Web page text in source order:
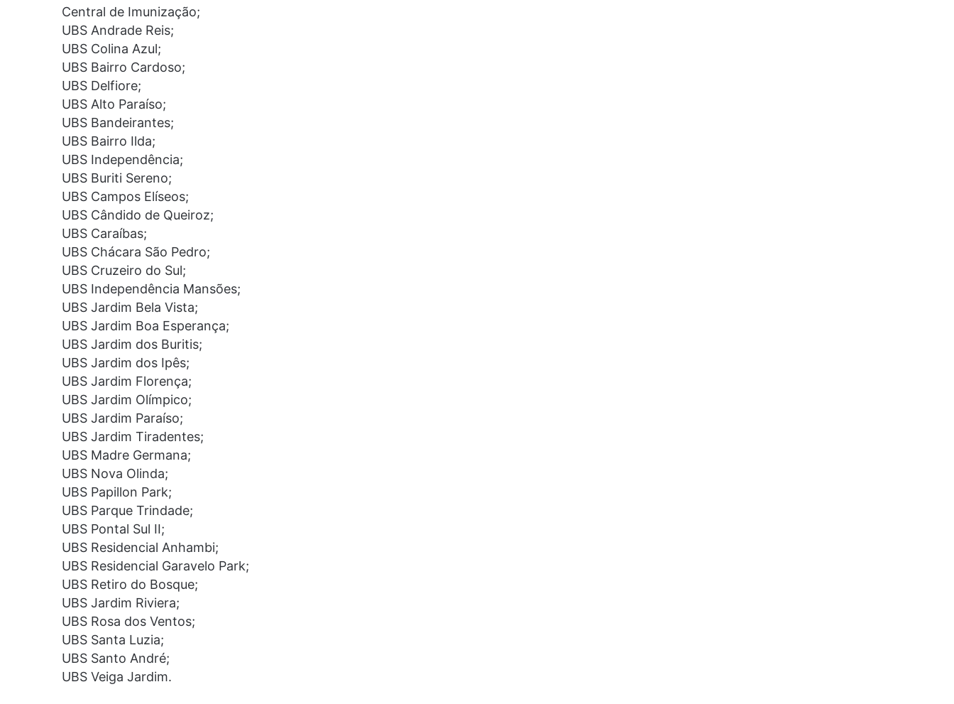
Central de Imunização;
UBS Andrade Reis;
UBS Colina Azul;
UBS Bairro Cardoso;
UBS Delfiore;
UBS Alto Paraíso;
UBS Bandeirantes;
UBS Bairro Ilda;
UBS Independência;
UBS Buriti Sereno;
UBS Campos Elíseos;
UBS Cândido de Queiroz;
UBS Caraíbas;
UBS Chácara São Pedro;
UBS Cruzeiro do Sul;
UBS Independência Mansões;
UBS Jardim Bela Vista;
UBS Jardim Boa Esperança;
UBS Jardim dos Buritis;
UBS Jardim dos Ipês;
UBS Jardim Florença;
UBS Jardim Olímpico;
UBS Jardim Paraíso;
UBS Jardim Tiradentes;
UBS Madre Germana;
UBS Nova Olinda;
UBS Papillon Park;
UBS Parque Trindade;
UBS Pontal Sul II;
UBS Residencial Anhambi;
UBS Residencial Garavelo Park;
UBS Retiro do Bosque;
UBS Jardim Riviera;
UBS Rosa dos Ventos;
UBS Santa Luzia;
UBS Santo André;
UBS Veiga Jardim.